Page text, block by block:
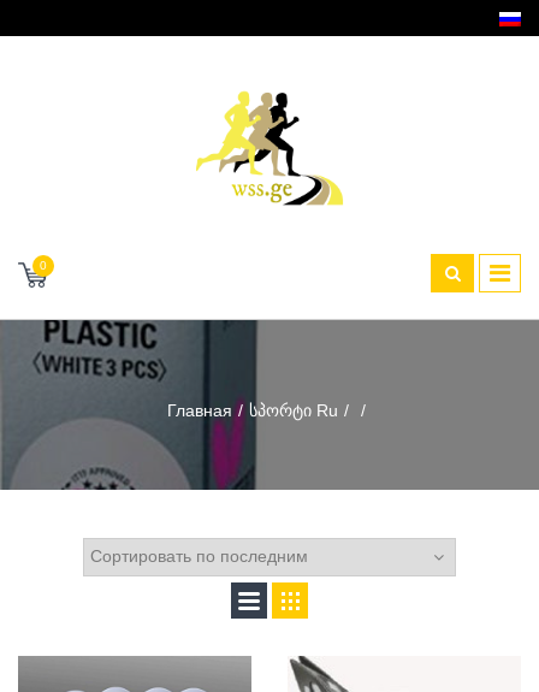
0
Главная Სპორტი Ru